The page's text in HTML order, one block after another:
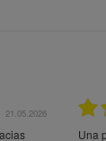
21.05.2026
Una